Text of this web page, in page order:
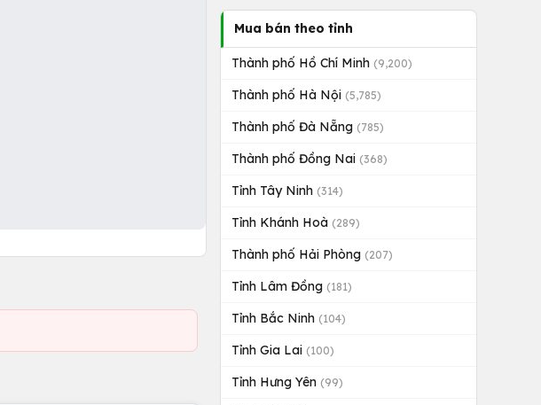
Mua bán theo tỉnh
Thành phố Hồ Chí Minh (9,200)
Thành phố Hà Nội (5,785)
Thành phố Đà Nẵng (785)
Thành phố Đồng Nai (368)
Tỉnh Tây Ninh (314)
Tỉnh Khánh Hoà (289)
Thành phố Hải Phòng (207)
Tỉnh Lâm Đồng (181)
Tỉnh Bắc Ninh (104)
Tỉnh Gia Lai (100)
Tỉnh Hưng Yên (99)